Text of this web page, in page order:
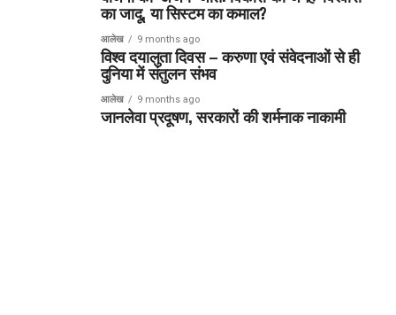
का जादू, या सिस्टम का कमाल?
आलेख 9 months ago
विश्व दयालुता दिवस – करुणा एवं संवेदनाओं से ही
दुनिया में संतुलन संभव
आलेख 9 months ago
जानलेवा प्रदूषण, सरकारों की शर्मनाक नाकामी